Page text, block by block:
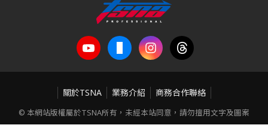
關於TSNA 業務介紹 商務合作聯絡
© 本網站版權屬於TSNA所有，未經本站同意，請勿擅用文字及圖案